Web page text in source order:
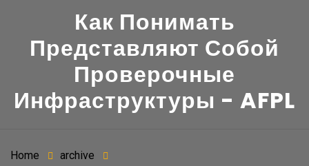
Как Понимать
Представляют Собой
Проверочные
Инфраструктуры - AFPL
Home
archive